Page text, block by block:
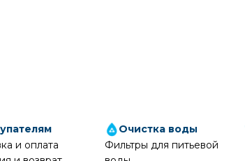
и оплата
Очистка воды
Фильтры для питьевой